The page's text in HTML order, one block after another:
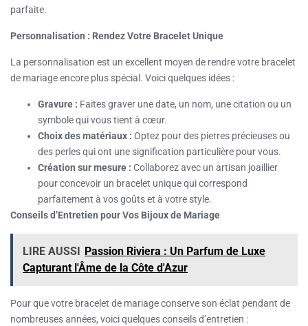
parfaite.
Personnalisation : Rendez Votre Bracelet Unique
La personnalisation est un excellent moyen de rendre votre bracelet
de mariage encore plus spécial. Voici quelques idées :
Gravure : Faites graver une date, un nom, une citation ou un
symbole qui vous tient à cœur.
Choix des matériaux : Optez pour des pierres précieuses ou
des perles qui ont une signification particulière pour vous.
Création sur mesure : Collaborez avec un artisan joaillier
pour concevoir un bracelet unique qui correspond
parfaitement à vos goûts et à votre style.
Conseils d’Entretien pour Vos Bijoux de Mariage
LIRE AUSSI Passion Riviera : Un Parfum de Luxe
Capturant l'Âme de la Côte d'Azur
Pour que votre bracelet de mariage conserve son éclat pendant de
nombreuses années, voici quelques conseils d’entretien :